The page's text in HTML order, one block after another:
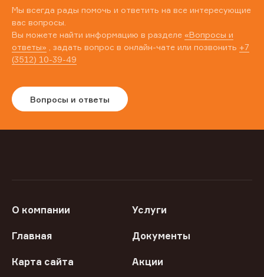
Мы всегда рады помочь и ответить на все интересующие
вас вопросы.
Вы можете найти информацию в разделе «Вопросы и
ответы» , задать вопрос в онлайн-чате или позвонить +7
(3512) 10-39-49
Вопросы и ответы
О компании Услуги
Главная Документы
Карта сайта Акции